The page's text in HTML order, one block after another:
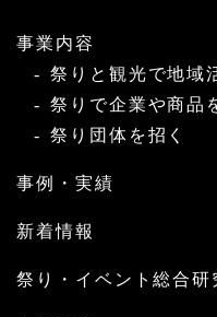
事業内容
祭りと観光で地域
祭りで企業や商品
祭り団体を招く
事例・実績
新着情報
祭り・イベント総合研